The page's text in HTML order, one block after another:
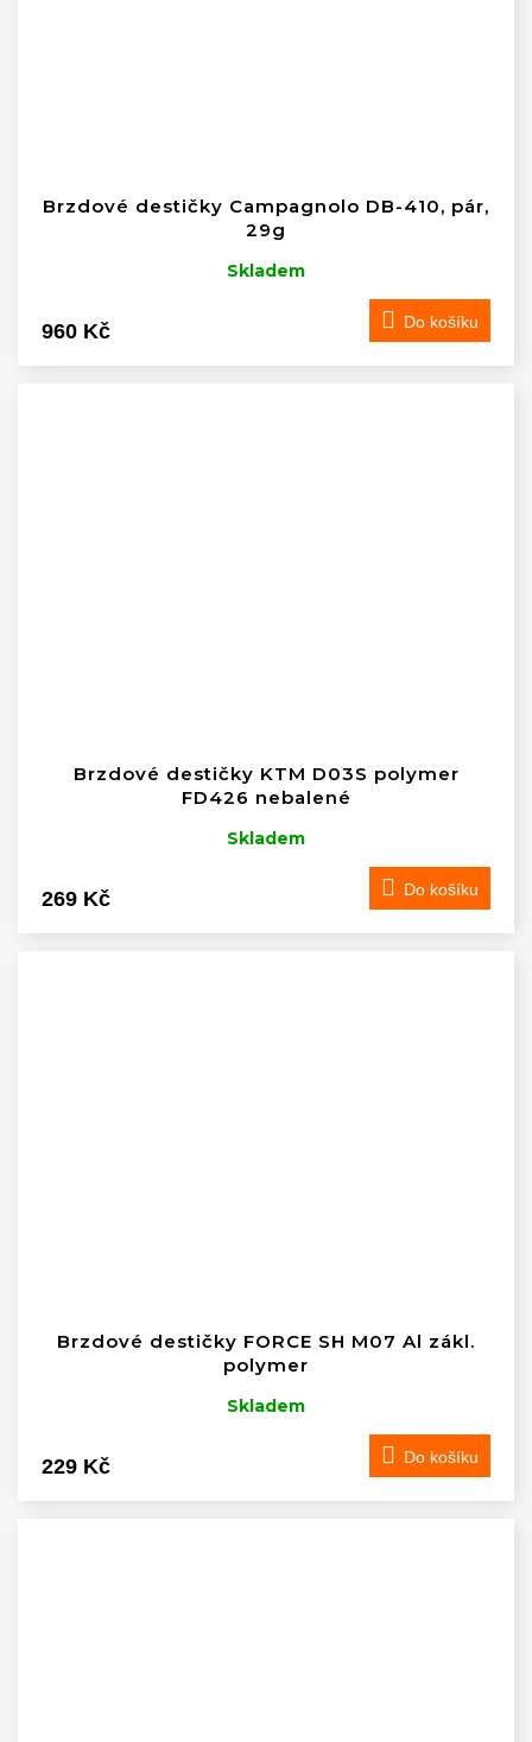
Brzdové destičky Campagnolo DB-410, pár,
29g
Skladem
960 Kč Do košíku
Brzdové destičky KTM D03S polymer
FD426 nebalené
Skladem
269 Kč Do košíku
Brzdové destičky FORCE SH M07 Al zákl.
polymer
Skladem
229 Kč Do košíku